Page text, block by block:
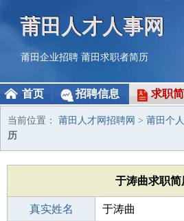
莆田人才人事网
莆田企业招聘 莆田求职者简历
首页 招聘信息 求职
当前位置： 莆田人才网招聘网 > 莆田个
历
于涛曲求职简
真实姓名 于涛曲